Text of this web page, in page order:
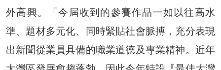
外高興。「今屆收到的參賽作品一如以往高水
準、題材多元化、同時緊貼社會脈搏，充分表現
出新聞從業員具備的職業道德及專業精神。近年